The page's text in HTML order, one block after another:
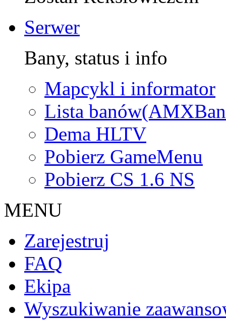
Serwer
Bany, status i info
Mapcykl i informator
Lista
Dema HLTV
Pobierz GameMenu
Pobierz CS 1.6 NS
MENU
Zarejestruj
FAQ
Ekipa
Wyszukiwanie